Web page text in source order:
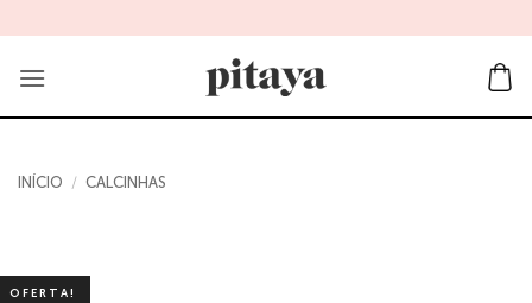
to
content
INÍCIO / CALCINHAS
OFERTA!